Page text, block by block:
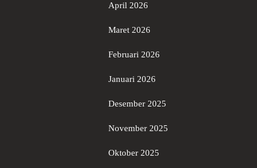
April 2026
Maret 2026
Februari 2026
Januari 2026
Desember 2025
November 2025
Oktober 2025